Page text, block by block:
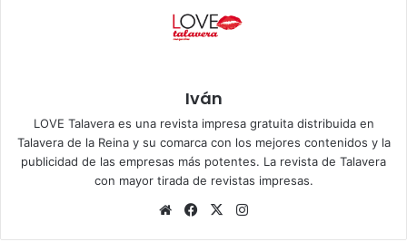
Iván
LOVE Talavera es una revista impresa gratuita distribuida en
Talavera de la Reina y su comarca con los mejores contenidos y la
publicidad de las empresas más potentes. La revista de Talavera
con mayor tirada de revistas impresas.
Siti
Fa
X